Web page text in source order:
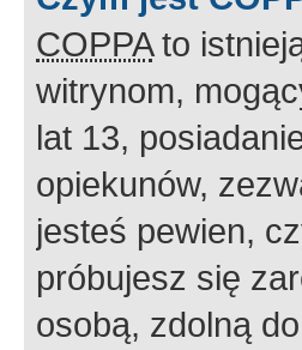
COPPAto
witrynom,
lat 13,
opiekunów,
jesteś pewien,
próbujesz się
osobą, zdolną